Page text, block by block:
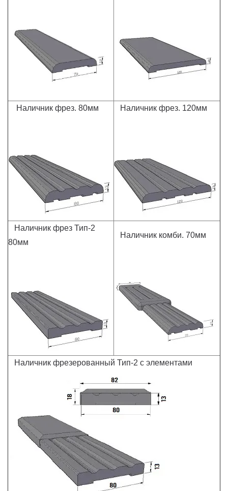
Наличник фрез. 80мм Наличник фрез. 120мм
Наличник фрез Тип-2
80мм
Наличник комби. 70мм
Наличник фрезерованный Тип-2 с элементами